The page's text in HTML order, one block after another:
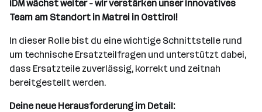
iDM wächst weiter - wir verstärken unser innovatives
Team am Standort in Matrei in Osttirol!
In dieser Rolle bist du eine wichtige Schnittstelle rund
um technische Ersatzteilfragen und unterstützt dabei,
dass Ersatzteile zuverlässig, korrekt und zeitnah
bereitgestellt werden.
Deine neue Herausforderung im Detail: